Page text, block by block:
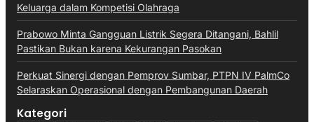
Keluarga dalam Kompetisi Olahraga
Prabowo Minta Gangguan Listrik Segera Ditangani, Bahlil
Pastikan Bukan karena Kekurangan Pasokan
Perkuat Sinergi dengan Pemprov Sumbar, PTPN IV PalmCo
Selaraskan Operasional dengan Pembangunan Daerah
Kategori